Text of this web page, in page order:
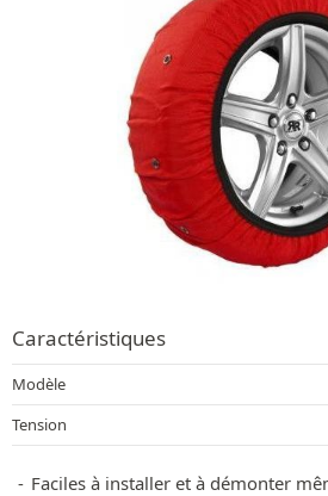
Caractéristiques
Modèle
Tension
Faciles à installer et à démonter